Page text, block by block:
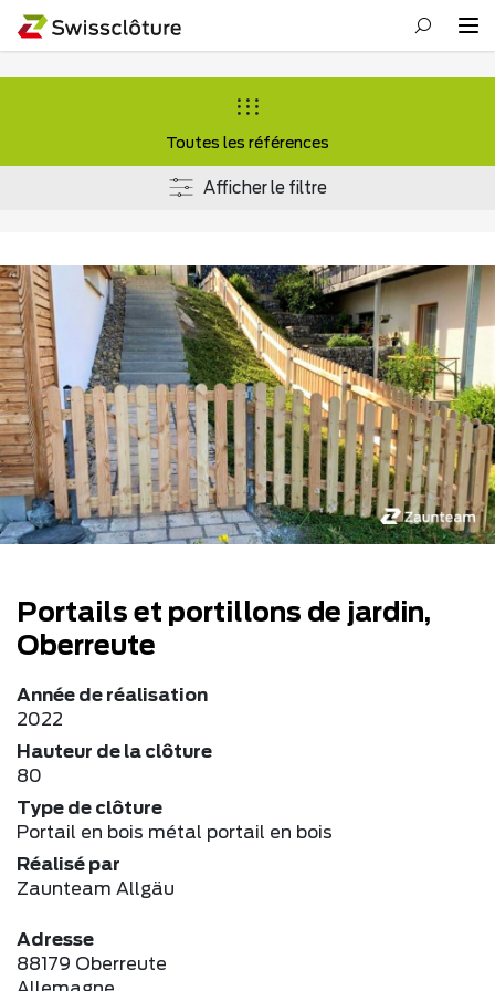
Toutes les références
Afficher le filtre
Portails et portillons de jardin,
Oberreute
Année de réalisation
2022
Hauteur de la clôture
80
Type de clôture
Portail en bois métal portail en bois
Réalisé par
Zaunteam Allgäu
Adresse
88179 Oberreute